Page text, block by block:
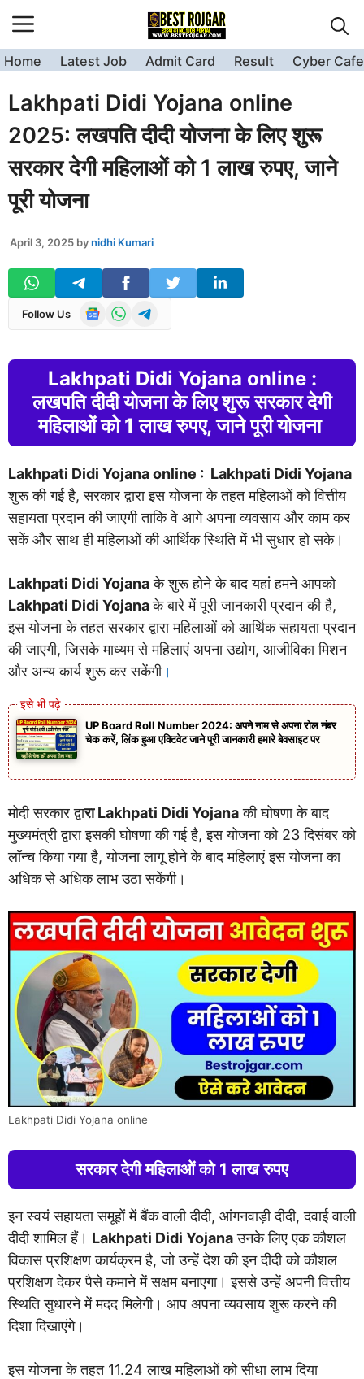
to
content
Home Latest Job Admit Card Result Cyber Cafe
Lakhpati Didi Yojana online
2025: लखपति दीदी योजना के लिए शुरू
सरकार देगी महिलाओं को 1 लाख रुपए, जाने
पूरी योजना
April 3, 2025 bynidhi Kumari
Follow Us
Lakhpati Didi Yojana online :
लखपति दीदी योजना के लिए शुरू सरकार देगी
महिलाओं को 1 लाख रुपए, जाने पूरी योजना
Lakhpati Didi Yojana online : Lakhpati Didi Yojana
शुरू की गई है, सरकार द्वारा इस योजना के तहत महिलाओं को वित्तीय
सहायता प्रदान की जाएगी ताकि वे आगे अपना व्यवसाय और काम कर
सकें और साथ ही महिलाओं की आर्थिक स्थिति में भी सुधार हो सके।
Lakhpati Didi Yojanaके शुरू होने के बाद यहां हमने आपको
Lakhpati Didi Yojanaके बारे में पूरी जानकारी प्रदान की है,
इस योजना के तहत सरकार द्वारा महिलाओं को आर्थिक सहायता प्रदान
की जाएगी, जिसके माध्यम से महिलाएं अपना उद्योग, आजीविका मिशन
और अन्य कार्य शुरू कर सकेंगी।
UP Board Roll Number 2024: अपने नाम से अपना रोल नंबर
चेक करें, लिंक हुआ एक्टिवेट जाने पूरी जानकारी हमारे बेवसाइट पर
मोदी सरकार द्वारा Lakhpati Didi Yojanaकी घोषणा के बाद
मुख्यमंत्री द्वारा इसकी घोषणा की गई है, इस योजना को 23 दिसंबर को
लॉन्च किया गया है, योजना लागू होने के बाद महिलाएं इस योजना का
अधिक से अधिक लाभ उठा सकेंगी।
Lakhpati Didi Yojana online
सरकार देगी महिलाओं को 1 लाख रुपए
इन स्वयं सहायता समूहों में बैंक वाली दीदी, आंगनवाड़ी दीदी, दवाई वाली
दीदी शामिल हैं। Lakhpati Didi Yojanaउनके लिए एक कौशल
विकास प्रशिक्षण कार्यक्रम है, जो उन्हें देश की इन दीदी को कौशल
प्रशिक्षण देकर पैसे कमाने में सक्षम बनाएगा। इससे उन्हें अपनी वित्तीय
स्थिति सुधारने में मदद मिलेगी। आप अपना व्यवसाय शुरू करने की
दिशा दिखाएंगे।
इस योजना के तहत 11.24 लाख महिलाओं को सीधा लाभ दिया